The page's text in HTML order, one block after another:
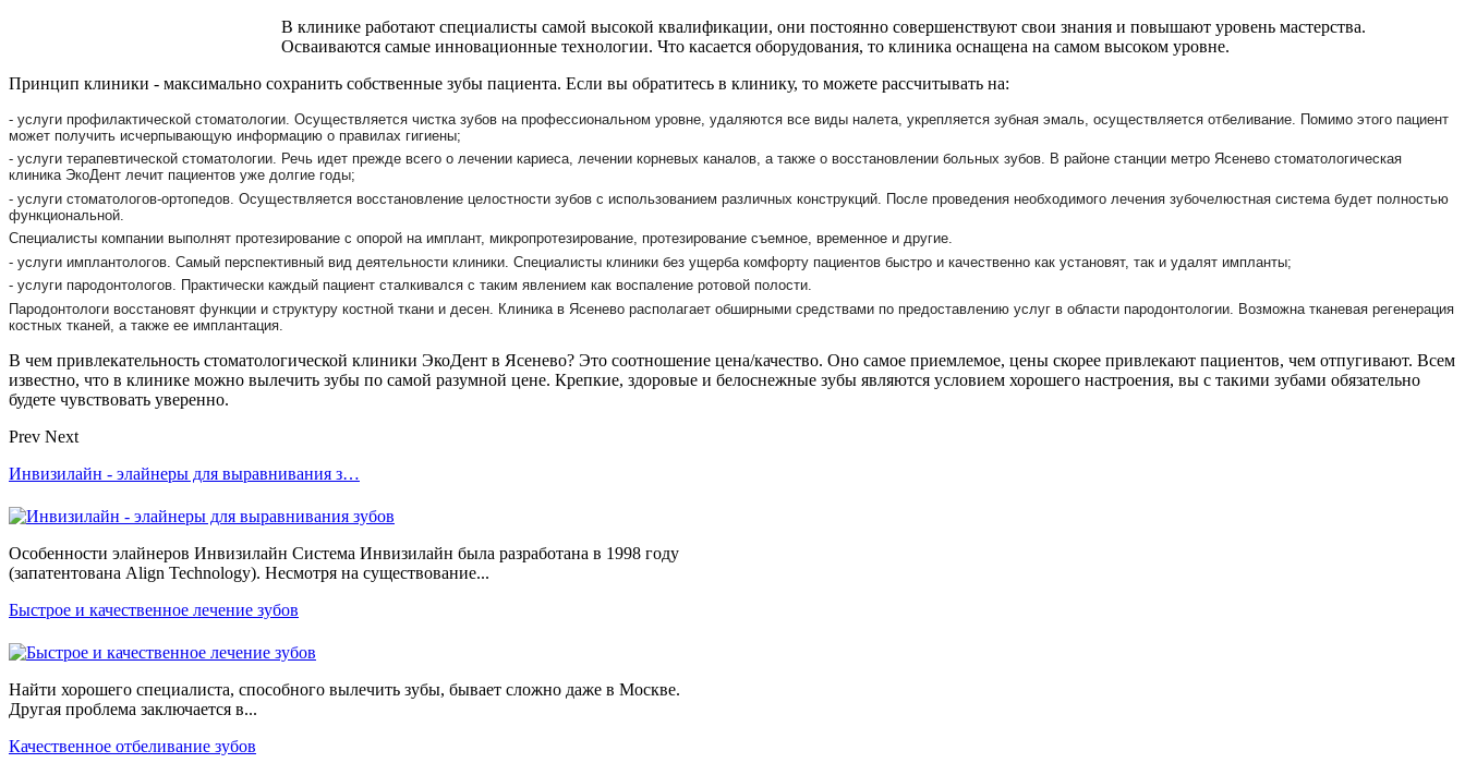
В клинике работают специалисты самой высокой квалификации, они постоянно совершенствуют свои знания и повышают уровень мастерства.
Осваиваются самые инновационные технологии. Что касается оборудования, то клиника оснащена на самом высоком уровне.
Принцип клиники - максимально сохранить собственные зубы пациента. Если вы обратитесь в клинику, то можете рассчитывать на:
- услуги профилактической стоматологии. Осуществляется чистка зубов на профессиональном уровне, удаляются все виды налета, укрепляется зубная эмаль, осуществляется отбеливание. Помимо этого пациент
может получить исчерпывающую информацию о правилах гигиены;
- услуги терапевтической стоматологии. Речь идет прежде всего о лечении кариеса, лечении корневых каналов, а также о восстановлении больных зубов. В районе станции метро Ясенево стоматологическая
клиника ЭкоДент лечит пациентов уже долгие годы;
- услуги стоматологов-ортопедов. Осуществляется восстановление целостности зубов с использованием различных конструкций. После проведения необходимого лечения зубочелюстная система будет полностью
функциональной.
Специалисты компании выполнят протезирование с опорой на имплант, микропротезирование, протезирование съемное, временное и другие.
- услуги имплантологов. Самый перспективный вид деятельности клиники. Специалисты клиники без ущерба комфорту пациентов быстро и качественно как установят, так и удалят импланты;
- услуги пародонтологов. Практически каждый пациент сталкивался с таким явлением как воспаление ротовой полости.
Пародонтологи восстановят функции и структуру костной ткани и десен. Клиника в Ясенево располагает обширными средствами по предоставлению услуг в области пародонтологии. Возможна тканевая регенерация
костных тканей, а также ее имплантация.
В чем привлекательность стоматологической клиники ЭкоДент в Ясенево? Это соотношение цена/качество. Оно самое приемлемое, цены скорее привлекают пациентов, чем отпугивают. Всем
известно, что в клинике можно вылечить зубы по самой разумной цене. Крепкие, здоровые и белоснежные зубы являются условием хорошего настроения, вы с такими зубами обязательно
будете чувствовать уверенно.
Prev Next
Инвизилайн - элайнеры для выравнивания з…
Особенности элайнеров Инвизилайн Система Инвизилайн была разработана в 1998 году
(запатентована Align Technology). Несмотря на существование...
Быстрое и качественное лечение зубов
Найти хорошего специалиста, способного вылечить зубы, бывает сложно даже в Москве.
Другая проблема заключается в...
Качественное отбеливание зубов